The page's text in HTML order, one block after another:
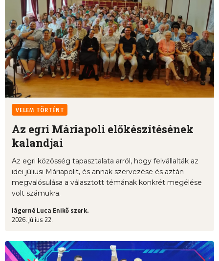
VELEM TÖRTÉNT
Az egri Máriapoli előkészítésének
kalandjai
Az egri közösség tapasztalata arról, hogy felvállalták az
idei júliusi Máriapolit, és annak szervezése és aztán
megvalósulása a választott témának konkrét megélése
volt számukra.
Jágerné Luca Enikő szerk.
2026. július 22.